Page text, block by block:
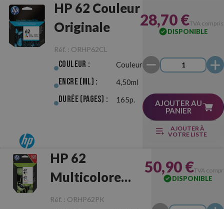
HP 62 Couleur
Originale
Réf. : ORHP62CL
Couleur : Couleur
Encre (ml) : 4,50ml
Durée (pages) : 165p.
28,70 €TVA
DISPONIBLE
AJOUTER AU
PANIER
AJOUTER À
VOTRE LISTE
HP 62
Multicolore
Pack
Réf. : ORHP62PK
50,90 €TVA
DISPONIBLE